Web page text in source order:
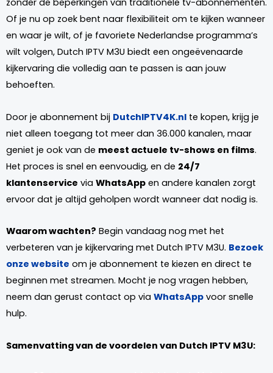
zonder de beperkingen van traditionele tv-abonnementen.
Of je nu op zoek bent naar flexibiliteit om te kijken wanneer
en waar je wilt, of je favoriete Nederlandse programma’s
wilt volgen, Dutch IPTV M3U biedt een ongeëvenaarde
kijkervaring die volledig aan te passen is aan jouw
behoeften.
Door je abonnement bij DutchIPTV4K.nl te kopen, krijg je
niet alleen toegang tot meer dan 36.000 kanalen, maar
geniet je ook van de meest actuele tv-shows en films.
Het proces is snel en eenvoudig, en de 24/7
klantenservice via WhatsApp en andere kanalen zorgt
ervoor dat je altijd geholpen wordt wanneer dat nodig is.
Waarom wachten? Begin vandaag nog met het
verbeteren van je kijkervaring met Dutch IPTV M3U. Bezoek
onze website om je abonnement te kiezen en direct te
beginnen met streamen. Mocht je nog vragen hebben,
neem dan gerust contact op via WhatsApp voor snelle
hulp.
Samenvatting van de voordelen van Dutch IPTV M3U: